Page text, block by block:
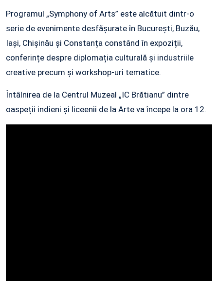
Programul „Symphony of Arts” este alcătuit dintr-o
serie de evenimente desfășurate în București, Buzău,
Iași, Chișinău și Constanța constând în expoziții,
conferințe despre diplomația culturală și industriile
creative precum și workshop-uri tematice.
Întâlnirea de la Centrul Muzeal „IC Brătianu” dintre
oaspeții indieni și liceenii de la Arte va începe la ora 12.